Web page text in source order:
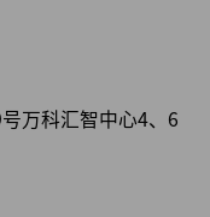
万科汇智中心4、6